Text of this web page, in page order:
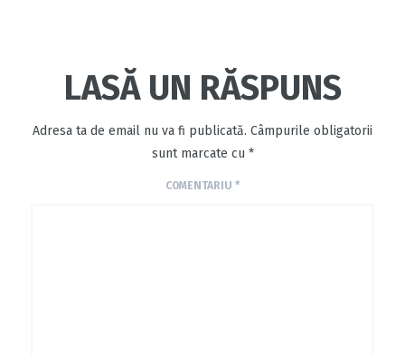
LASĂ UN RĂSPUNS
Adresa ta de email nu va fi publicată. Câmpurile obligatorii
sunt marcate cu *
COMENTARIU *